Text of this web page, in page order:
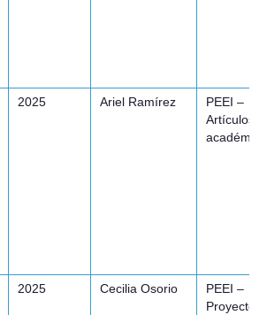
2025 Ariel Ramírez
PEEI –
Artículos
2025 Cecilia Osorio
PEEI –
Proyectos